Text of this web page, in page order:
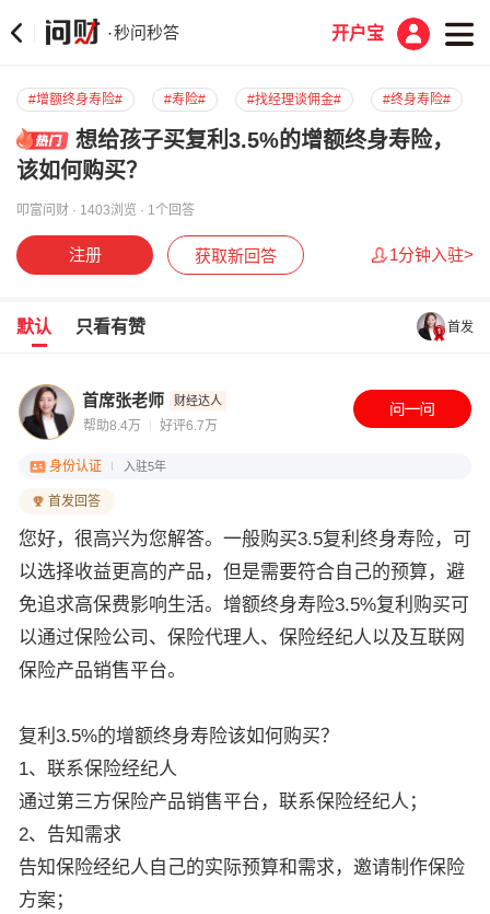
·秒问秒答 开户宝
#增额终身寿险# #寿险# #找经理谈佣金# #终身寿险#
想给孩子买复利3.5%的增额终身寿险，
该如何购买？
叩富问财 · 1403浏览 · 1个回答
注册 获取新回答 1分钟入驻>
默认 只看有赞 首发
首席张老师 财经达人
帮助8.4万 好评6.7万
身份认证 入驻5年
首发回答
您好，很高兴为您解答。一般购买3.5复利终身寿险，可
以选择收益更高的产品，但是需要符合自己的预算，避
免追求高保费影响生活。增额终身寿险3.5%复利购买可
以通过保险公司、保险代理人、保险经纪人以及互联网
保险产品销售平台。
复利3.5%的增额终身寿险该如何购买？
1、联系保险经纪人
通过第三方保险产品销售平台，联系保险经纪人；
2、告知需求
告知保险经纪人自己的实际预算和需求，邀请制作保险
方案；